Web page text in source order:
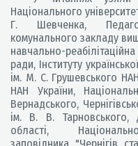
Національного
Г. Шевченка,
комунального закладу
навчально-
ради, Інституту
ім. М. С. Грушевського НАН
НАН України,
Вернадського,
ім. В. В. Тарновського,
області,